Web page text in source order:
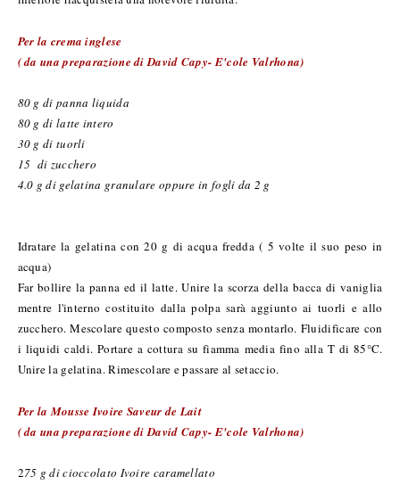
Per la crema inglese
( da una preparazione di David Capy- E'cole Valrhona)
80 g di panna liquida
80 g di latte intero
30 g di tuorli
15 di zucchero
4.0 g di gelatina granulare oppure in fogli da 2 g
Idratare la gelatina con 20 g di acqua fredda ( 5 volte il suo peso in
acqua)
Far bollire la panna ed il latte. Unire la scorza della bacca di vaniglia
mentre l'interno costituito dalla polpa sarà aggiunto ai tuorli e allo
zucchero. Mescolare questo composto senza montarlo. Fluidificare con
i liquidi caldi. Portare a cottura su fiamma media fino alla T di 85°C.
Unire la gelatina. Rimescolare e passare al setaccio.
Per la Mousse Ivoire Saveur de Lait
( da una preparazione di David Capy- E'cole Valrhona)
275 g di cioccolato Ivoire caramellato